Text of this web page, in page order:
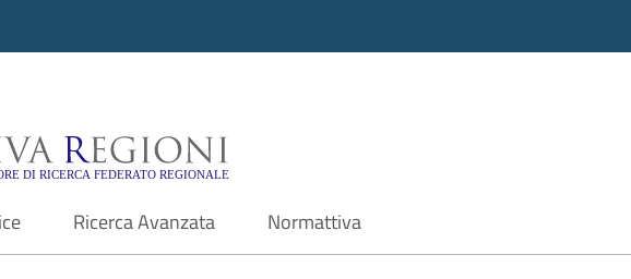
- Motore di ricerca
Ricerca Avanzata Normattiva